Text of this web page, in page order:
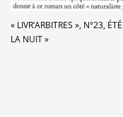
« LIVR’ARBITRES », N°23,
LA NUIT »